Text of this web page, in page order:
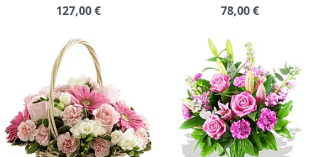
127,00 €
78,00€